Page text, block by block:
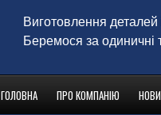
Виготовлення
Беремося за одиничні
ГОЛОВНА ПРО КОМПАНІЮ